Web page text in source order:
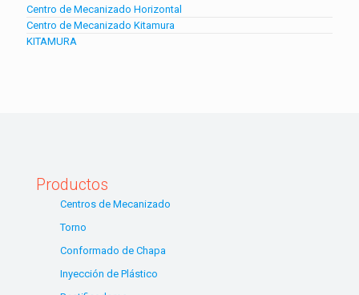
Centro de Mecanizado Horizontal
Centro de Mecanizado Kitamura
KITAMURA
Productos
Centros de Mecanizado
Torno
Conformado de Chapa
Inyección de Plástico